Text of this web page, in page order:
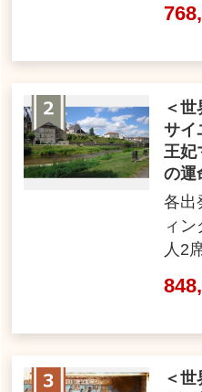
＜
サイ
王妃
の運
各出
ィ
人2
＜